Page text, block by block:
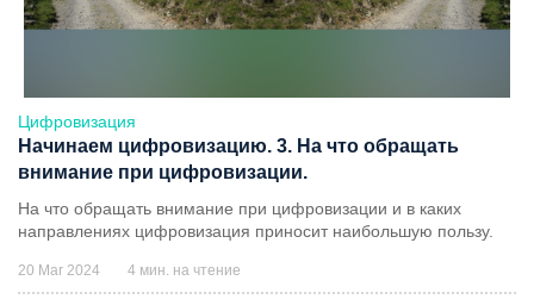
Цифровизация
Начинаем цифровизацию. 3. На что обращать
внимание при цифровизации.
На что обращать внимание при цифровизации и в каких
направлениях цифровизация приносит наибольшую пользу.
20 Mar 2024 4 мин. на чтение